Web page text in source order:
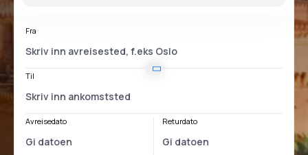
Fra
Til
Avreisedato Returdato